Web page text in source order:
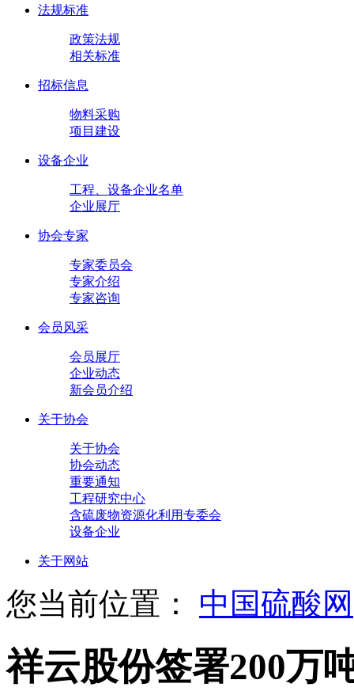
法规标准
政策法规
相关标准
招标信息
物料采购
项目建设
设备企业
工程、设备企业名单
企业展厅
协会专家
专家委员会
专家介绍
专家咨询
会员风采
会员展厅
企业动态
新会员介绍
关于协会
关于协会
协会动态
重要通知
工程研究中心
含硫废物资源化利用专委会
设备企业
关于网站
您当前位置： 中国硫酸网
祥云股份签署200万